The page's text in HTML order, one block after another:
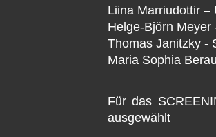
Liina Marriudottir –
Helge-Björn
Thomas Janitzky -
Maria Sophia
Für das
ausgewählt